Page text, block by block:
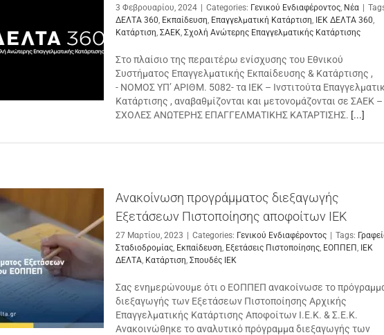
3 Φεβρουαρίου, 2024 Categories: Γενικού Ενδιαφέροντος, Νέα
ΔΕΛΤΑ 360, Εκπαίδευση, Επαγγελματική Κατάρτιση, ΙΕΚ ΔΕΛΤΑ 360,
Κατάρτιση, ΣΑΕΚ, Σχολή Ανώτερης Επαγγελματικής Κατάρτισης
Στο πλαίσιο της περαιτέρω ενίσχυσης του Εθνικού
Συστήματος Επαγγελματικής Εκπαίδευσης & Κατάρτισης ,
- NOMOΣ ΥΠ’ ΑΡΙΘΜ. 5082- τα ΙΕΚ – Ινστιτούτα
Κατάρτισης , αναβαθμίζονται και μετονομάζονται σε ΣΑΕΚ –
ΣΧΟΛΕΣ ΑΝΩΤΕΡΗΣ ΕΠΑΓΓΕΛΜΑΤΙΚΗΣ ΚΑΤΑΡΤΙΣΗΣ. [...]
Ανακοίνωση προγράμματος διεξαγωγής
Εξετάσεων Πιστοποίησης αποφοίτων ΙΕΚ
27 Μαρτίου, 2023 Categories: Γενικού Ενδιαφέροντος Tags:
Σταδιοδρομίας, Εκπαίδευση, Εξετάσεις Πιστοποίησης, ΕΟΠΠΕΠ, ΙΕΚ
ΔΕΛΤΑ, Κατάρτιση, Σπουδές ΙΕΚ
Σας ενημερώνουμε ότι ο ΕΟΠΠΕΠ ανακοίνωσε το
διεξαγωγής των Εξετάσεων Πιστοποίησης Αρχικής
Επαγγελματικής Κατάρτισης Αποφοίτων Ι.Ε.Κ. & Σ.Ε.Κ.
Ανακοινώθηκε το αναλυτικό πρόγραμμα διεξαγωγής των